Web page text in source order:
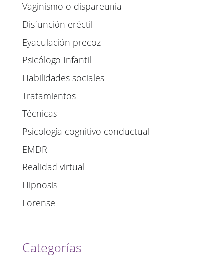
Vaginismo o dispareunia
Disfunción eréctil
Eyaculación precoz
Psicólogo Infantil
Habilidades sociales
Tratamientos
Técnicas
Psicología cognitivo conductual
EMDR
Realidad virtual
Hipnosis
Forense
Categorías